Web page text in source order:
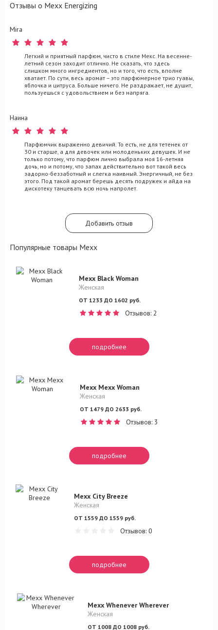
Отзывы о Mexx Energizing
Mira
Легкий и приятный парфюм, чисто в стиле Мекс. На весенне-
летний сезон заходит отлично. Не сказать, что здесь
слишком много ингредиентов, но и того, что есть, вполне
хватает. По сути, весь аромат – это парфюмерное трио гуавы,
яблочка и цитруса. Больше ничего. Не раздражает, не душит,
пользуешься с удовольствием и без напряга.
Наина
Парфюмчик выраженно девичий. То есть, не для тетенек от
30 и старше, а для девочек или молоденьких девушек. И не
только потому, что парфюм лично выбрала моя 16-летняя
дочь, но и потому, что запах действительно вот такой весь
задорно-беззаботный и слегка наивный. Энергичный, не без
этого. Под такой аромат берешь десять подружек и айда на
дискотеку танцевать всю ночь напролет.
Добавить отзыв
Популярные товары Mexx
Mexx Black Woman
Женская
ОТ 1233 ДО 1602 руб.
Отзывов: 2
подробнее
Mexx Mexx Woman
Женская
ОТ 1479 ДО 2633 руб.
Отзывов: 3
подробнее
Mexx City Breeze
Женская
ОТ 1559 ДО 1559 руб.
Отзывов: 0
подробнее
Mexx Whenever Wherever
Женская
ОТ 1008 ДО 1008 руб.